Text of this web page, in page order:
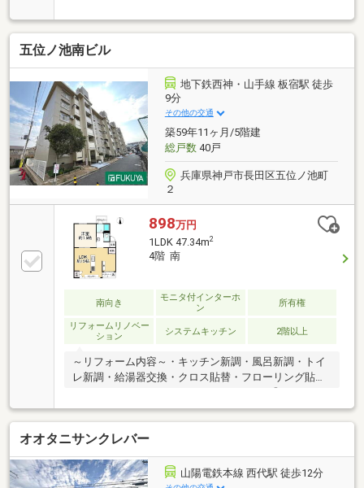
家さがしの段取りを知りたい◆ご検討からご契約まで
の一連の流れをご説明します。初めての住まい購入の
ご参考にしてください♪◆ 予算を知りたい◆収入や家
賃から予算やローン金額のシミュレーションをしま
す。物件購入の際に不安となる諸費用や税金のことに
お答えします。その他リフォーム・住み替えのお悩み
など幅広くお手伝いさせていただきます。お家さがし
をし始めてすぐの方もお気軽にお問合せください♪
五位ノ池南ビル
地下鉄西神・山手線 板宿駅 徒歩
9分
その他の交通
築59年11ヶ月/5階建
総戸数40戸
兵庫県神戸市長田区五位ノ池町
２
898万円
1LDK 47.34m2
4階 南
南向き
モニタ付インターホ
ン
所有権
リフォームリノベー
ション
システムキッチン 2階以上
～リフォーム内容～・キッチン新調・風呂新調・トイ
レ新調・給湯器交換・クロス貼替・フローリング貼替
付きインターホン！■山陽電気鉄道本線・神戸市西神
山手線『板宿駅』まで徒歩９分！◆ お家さがしの段取
りを知りたい◆ご検討からご契約までの一連の流れを
ご説明します。初めての住まい購入のご参考にしてく
ださい♪◆ 予算を知りたい◆収入や家賃から予算やロ
ーン金額のシミュレーションをします。物件購入の際
オオタニサンクレバー
山陽電鉄本線 西代駅 徒歩12分